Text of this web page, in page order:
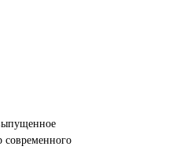
современного